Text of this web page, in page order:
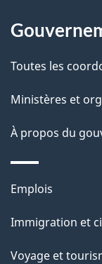
l
p
a
g
e
Toutes les
Ministères et
À propos du
Thèmes
sujets
Emplois
Immigration et
Voyage et